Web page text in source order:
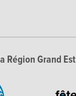
Région Grand Est